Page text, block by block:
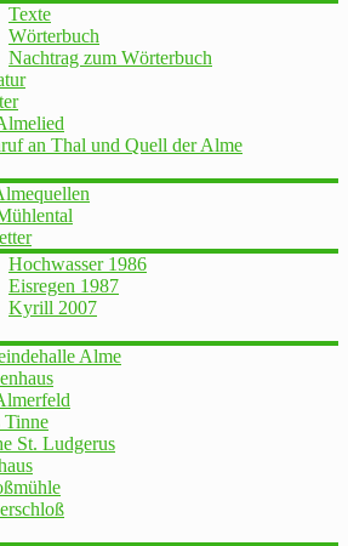
Texte
Wörterbuch
Nachtrag zum Wörterbuch
an Thal und Quell der Alme
Hochwasser 1986
Eisregen 1987
Kyrill 2007
Alme
Tinne
St. Ludgerus